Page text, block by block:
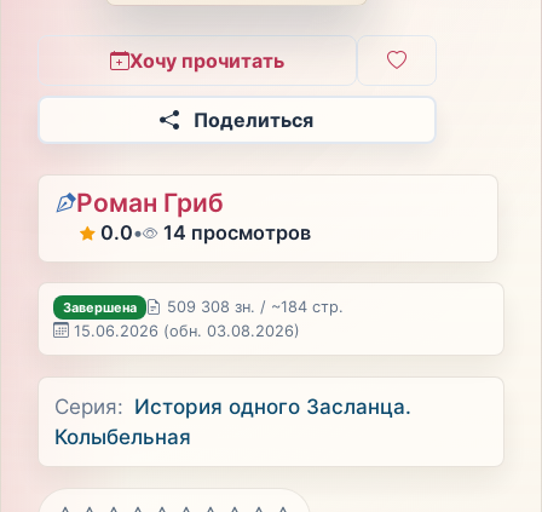
Хочу прочитать
Поделиться
Роман Гриб
0.0• 14 просмотров
Завершена
509 308 зн. / ~184 стр.
15.06.2026 (обн. 03.08.2026)
Серия: История одного Засланца.
Колыбельная